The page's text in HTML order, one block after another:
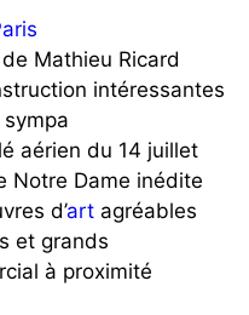
Mathieu Ricard
intéressantes
aérien du 14 juillet
Notre Dame inédite
d’art agréables
et grands
à proximité